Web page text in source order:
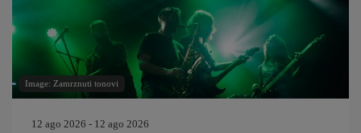
Image: Zamrznuti tonovi
12 ago 2026 - 12 ago 2026